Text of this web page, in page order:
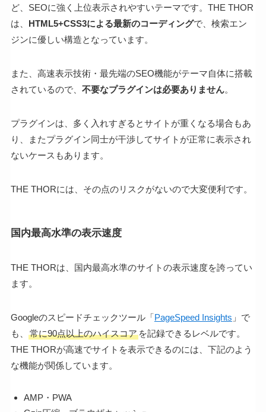
ど、SEOに強く上位表示されやすいテーマです。THE THOR
は、 HTML5+CSS3による最新のコーディングで、検索エン
ジンに優しい構造となっています。
また、高速表示技術・最先端のSEO機能がテーマ自体に搭載
されているので、 不要なプラグインは必要ありません。
プラグインは、多く入れすぎるとサイトが重くなる場合もあ
り、またプラグイン同士が干渉してサイトが正常に表示され
ないケースもあります。
THE THORには、その点のリスクがないので大変便利です。
国内最高水準の表示速度
THE THORは、国内最高水準のサイトの表示速度を誇ってい
ます。
Googleのスピードチェックツール「PageSpeed Insights 」で
も、
常に90点以上のハイスコアを記録できるレベルです。
THE THORが高速でサイトを表示できるのには、下記のよう
な機能が関係しています。
AMP・PWA